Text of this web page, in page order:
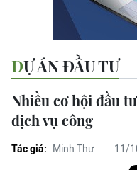
DỰ ÁN ĐẦU TƯ
Nhiều cơ hội đầu
dịch vụ công
Tác giả: Minh Thư 11/